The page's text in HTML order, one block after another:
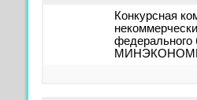
Конкурсная
федерального